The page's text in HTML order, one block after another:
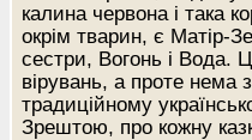
калина червона і така
окрім тварин, є Матір-
сестри, Вогонь і Вода.
вірувань, а проте нема
традиційному
Зрештою, про кожну